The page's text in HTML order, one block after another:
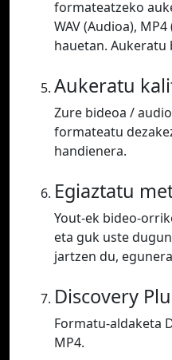
formateatzeko
WAV (Audioa),
hauetan. Aukeratu
Aukeratu
Zure bideoa /
formateatu
handienera.
Egiaztatu
Yout-ek bideo-
eta guk uste
jartzen du,
Discovery
Formatu-aldaketa
MP4.